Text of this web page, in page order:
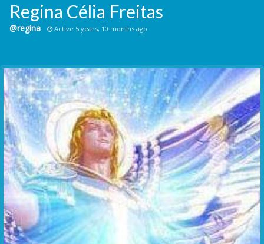
Groups
Communication Point
Cristal Temple
Meeting Point
The Yacht Club
Regina Célia Freitas
@regina Active 5 years, 10 months ago